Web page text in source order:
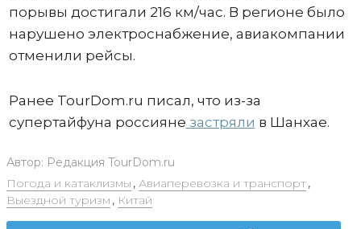
порывы достигали 216 км/час. В регионе было
нарушено электроснабжение, авиакомпании
отменили рейсы.
Ранее TourDom.ru писал, что из-за
супертайфуна россияне застряли в Шанхае.
Автор: Редакция TourDom.ru
Погода и катаклизмы , Авиаперевозка и транспорт,
Выездной туризм , Китай